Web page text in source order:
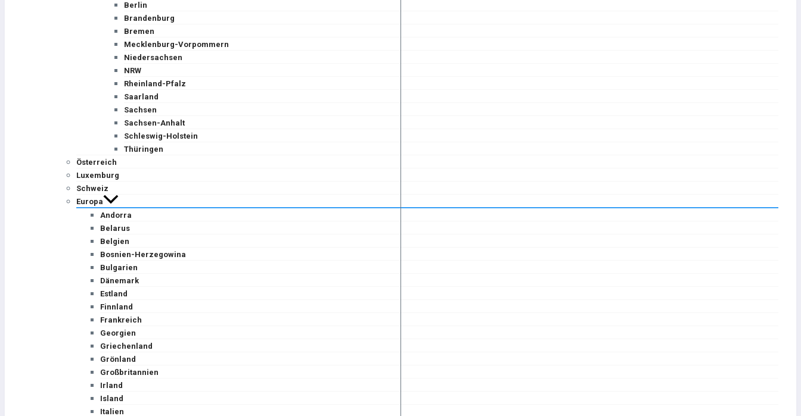
Berlin
Brandenburg
Bremen
Mecklenburg-Vorpommern
Niedersachsen
NRW
Rheinland-Pfalz
Saarland
Sachsen
Sachsen-Anhalt
Schleswig-Holstein
Thüringen
Österreich
Luxemburg
Schweiz
Europa
Andorra
Belarus
Belgien
Bosnien-Herzegowina
Bulgarien
Dänemark
Estland
Finnland
Frankreich
Georgien
Griechenland
Grönland
Großbritannien
Irland
Island
Italien